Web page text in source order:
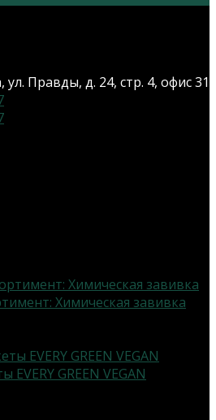
ул. Правды, д. 24, стр. 4, офис 317
Откроется
вОткроется
Химическая завивка
GREEN VEGAN